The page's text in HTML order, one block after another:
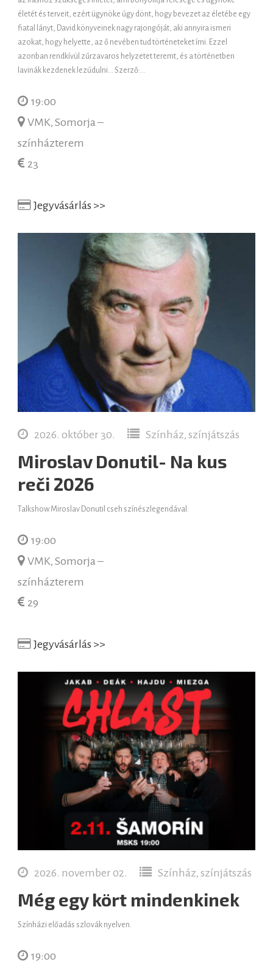
életét és terveit, ezért ügynöke úgy dönt, hogy bevezet az életébe egy
fiatal lányt, David könyveinek nagy rajongóját, aki annyira ismeri
azokat, hogy helyette, az ő nevében tud történeteket írni. Ezzel
azonban rendkívül zűrzavaros helyzetet teremt, és a történetben
lavinák kezdenek lezúdulni… Szerző:...
19:00
VMK, Somorja –
színházterem
23
Jegyvásárlás >>
2026. október 30. Színház, színjátszás
Miroslav Donutil- Na kus
reči 2026
Talkshow Miroslav Donutil cseh színészlegendával.
19:00
VMK, Somorja –
színházterem
29
Jegyvásárlás >>
2026. november 02. Színház, színjátszás
Még egy kört mindenkinek
Színházi előadás szlovák nyelven.
19:00